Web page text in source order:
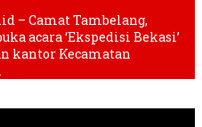
– Camat Tambelang,
acara ‘Ekspedisi Bekasi’
kantor Kecamatan